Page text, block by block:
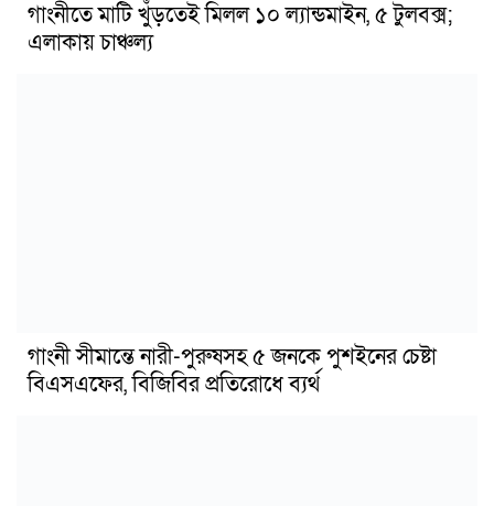
গাংনীতে মাটি খুঁড়তেই মিলল ১০ ল্যান্ডমাইন, ৫ টুলবক্স;
এলাকায় চাঞ্চল্য
গাংনী সীমান্তে নারী-পুরুষসহ ৫ জনকে পুশইনের চেষ্টা
বিএসএফের, বিজিবির প্রতিরোধে ব্যর্থ